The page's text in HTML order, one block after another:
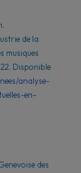
.
de la
musiques
Disponible
analyse-
en-
des